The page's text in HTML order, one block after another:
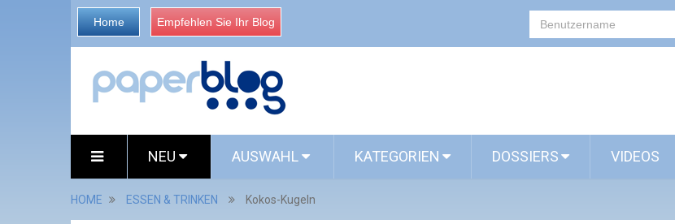
Home Empfehlen Sie Ihr Blog
NEU AUSWAHL KATEGORIEN DOSSIERS VIDEOS
HOME ESSEN & TRINKEN Kokos-Kugeln